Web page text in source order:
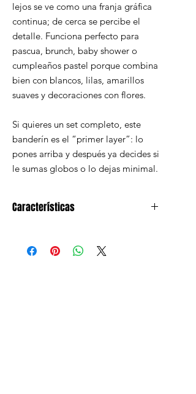
lejos se ve como una franja gráfica
continua; de cerca se percibe el
detalle. Funciona perfecto para
pascua, brunch, baby shower o
cumpleaños pastel porque combina
bien con blancos, lilas, amarillos
suaves y decoraciones con flores.
Si quieres un set completo, este
banderín es el “primer layer”: lo
pones arriba y después ya decides si
le sumas globos o lo dejas minimal.
Características
cuadriculado (3.5 m)